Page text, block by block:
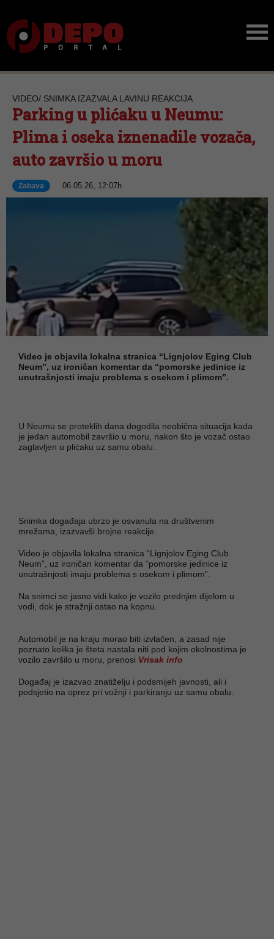
VIDEO/ SNIMKA IZAZVALA LAVINU REAKCIJA
Parking u plićaku u Neumu:
Plima i oseka iznenadile vozača,
auto završio u moru
Zabava 06.05.26, 12:07h
Video je objavila lokalna stranica “Lignjolov Eging Club
Neum”, uz ironičan komentar da “pomorske jedinice iz
unutrašnjosti imaju problema s osekom i plimom”.
U Neumu se proteklih dana dogodila neobična situacija kada
je jedan automobil završio u moru, nakon što je vozač ostao
zaglavljen u plićaku uz samu obalu.
Snimka događaja ubrzo je osvanula na društvenim
mrežama, izazvavši brojne reakcije.
Video je objavila lokalna stranica “Lignjolov Eging Club
Neum”, uz ironičan komentar da “pomorske jedinice iz
unutrašnjosti imaju problema s osekom i plimom”.
Na snimci se jasno vidi kako je vozilo prednjim dijelom u
vodi, dok je stražnji ostao na kopnu.
Automobil je na kraju morao biti izvlačen, a zasad nije
poznato kolika je šteta nastala niti pod kojim okolnostima je
vozilo završilo u moru, prenosi Vrisak info
Događaj je izazvao znatiželju i podsmijeh javnosti, ali i
podsjetio na oprez pri vožnji i parkiranju uz samu obalu.